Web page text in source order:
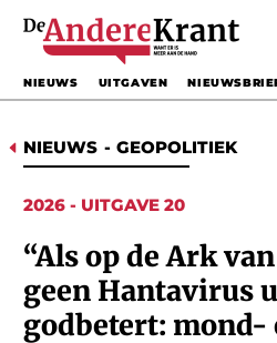
NIEUWS UITGAVEN
D NIEUWS - GEOPOLITIEK
2026 - UITGAVE 20
“Als op de Ark
geen Hantavirus
godbetert: mond-